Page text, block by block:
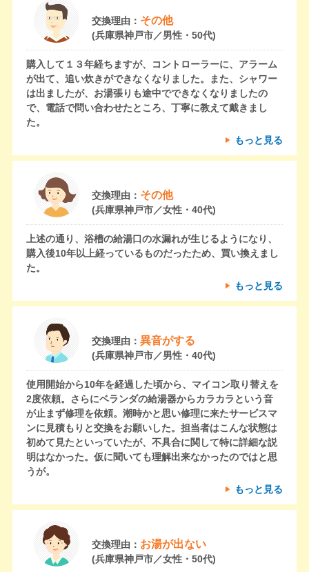
交換理由： その他
(兵庫県神戸市／男性・50代)
購入して１３年経ちますが、コントローラーに、アラーム
が出て、追い炊きができなくなりました。また、シャワー
は出ましたが、お湯張りも途中でできなくなりましたの
で、電話で問い合わせたところ、丁寧に教えて戴きまし
た。
もっと見る
交換理由： その他
(兵庫県神戸市／女性・40代)
上述の通り、浴槽の給湯口の水漏れが生じるようになり、
購入後10年以上経っているものだったため、買い換えまし
た。
もっと見る
交換理由： 異音がする
(兵庫県神戸市／男性・40代)
使用開始から10年を経過した頃から、マイコン取り替えを
2度依頼。さらにベランダの給湯器からカラカラという音
が止まず修理を依頼。潮時かと思い修理に来たサービスマ
ンに見積もりと交換をお願いした。担当者はこんな状態は
初めて見たといっていたが、不具合に関して特に詳細な説
明はなかった。仮に聞いても理解出来なかったのではと思
うが。
もっと見る
交換理由： お湯が出ない
(兵庫県神戸市／女性・50代)